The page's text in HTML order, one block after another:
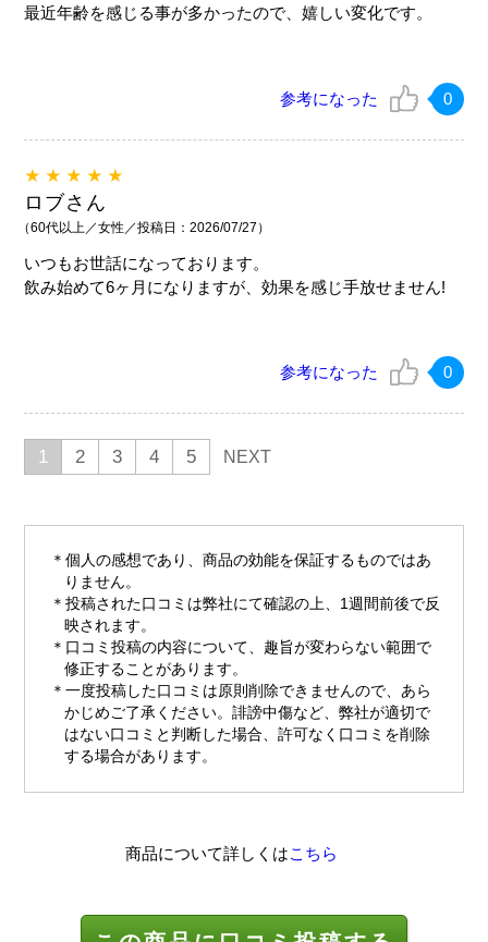
最近年齢を感じる事が多かったので、嬉しい変化です。
参考になった 0
★★★★★
ロブさん
（60代以上／女性／投稿日：2026/07/27）
いつもお世話になっております。
飲み始めて6ヶ月になりますが、効果を感じ手放せません!
参考になった 0
1 2 3 4 5 NEXT
個人の感想であり、商品の効能を保証するものではあ
りません。
投稿された口コミは弊社にて確認の上、1週間前後で反
映されます。
口コミ投稿の内容について、趣旨が変わらない範囲で
修正することがあります。
一度投稿した口コミは原則削除できませんので、あら
かじめご了承ください。誹謗中傷など、弊社が適切で
はない口コミと判断した場合、許可なく口コミを削除
する場合があります。
商品について詳しくはこちら